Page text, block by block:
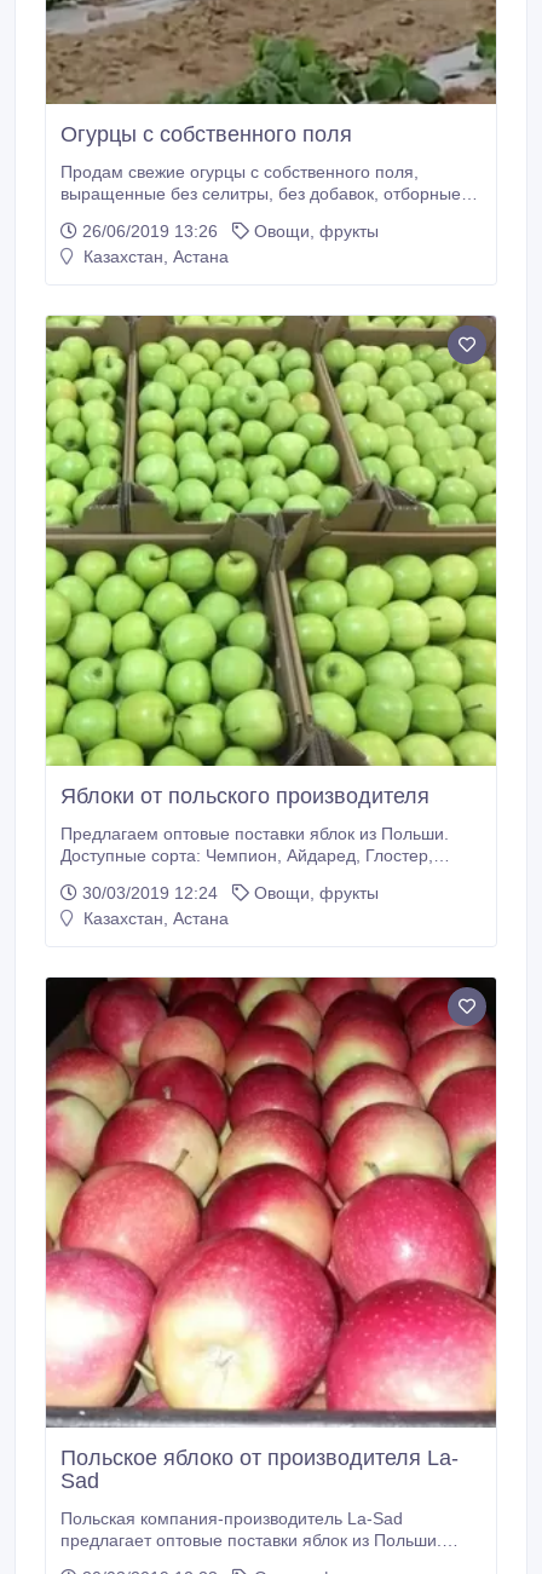
Огурцы с собственного поля
Продам свежие огурцы с собственного поля,
выращенные без селитры, без добавок, отборные и
Желательно крупный опт. Звоните, пишите,
договоримся.
26/06/2019 13:26
Овощи, фрукты
Казахстан, Астана
Яблоки от польского производителя
Предлагаем оптовые поставки яблок из Польши.
Доступные сорта: Чемпион, Айдаред, Глостер,
Упаковка в соответствии с требованиями клиента.
Прайс вышлю по запросам..
30/03/2019 12:24
Овощи, фрукты
Казахстан, Астана
Польское яблоко от производителя La-
Sad
Польская компания-производитель La-Sad
предлагает оптовые поставки яблок из Польши.